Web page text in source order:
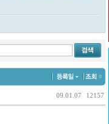
09.01.07 12157